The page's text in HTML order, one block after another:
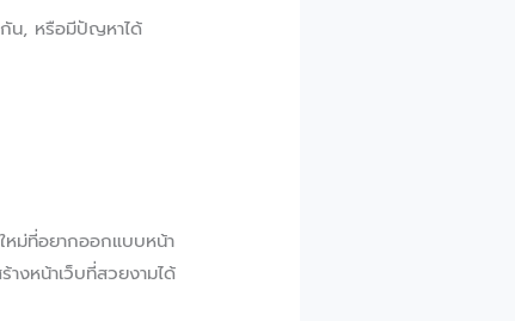
น, หรือมีปัญหาได้
ม่ที่อยากออกแบบหน้า
งหน้าเว็บที่สวยงามได้